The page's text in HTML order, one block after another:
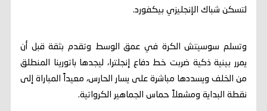
لتسكن شباك الإنجليزي بيكفورد.
وتسلم سوسيتش الكرة في عمق الوسط وتقدم بثقة قبل أن
يمرر بينية ذكية ضربت خط دفاع إنجلترا، ليجدها باتورينا المنطلق
من الخلف ويسددها مباشرة على يسار الحارس، معيداً المباراة إلى
نقطة البداية ومشعلاً حماس الجماهير الكرواتية.